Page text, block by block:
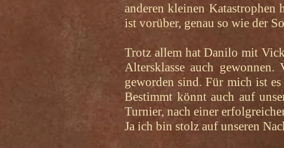
anderen kleinen
ist vorüber, genau so wie der
Trotz allem hat Danilo mit
Altersklasse auch
geworden sind. Für mich ist
Bestimmt könnt auch auf
Turnier, nach einer
Ja ich bin stolz auf unseren